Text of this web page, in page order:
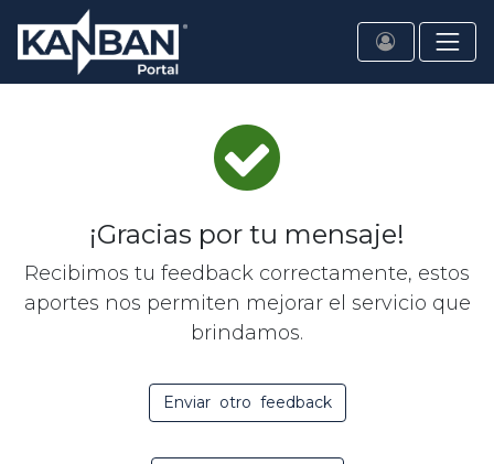
¡Gracias por tu mensaje!
Recibimos tu feedback correctamente, estos
aportes nos permiten mejorar el servicio que
brindamos.
Enviar otro feedback